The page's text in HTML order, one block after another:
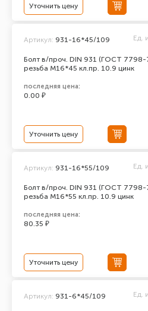
Уточнить цену
Болт в/проч. DIN 931 (ГОСТ
резьба М16*45 кл.пр. 10.9 цинк
Артикул: 931-16*45/109 Ед.
последняя цена:
0.00 ₽
Уточнить цену
Болт в/проч. DIN 931 (ГОСТ
резьба М16*55 кл.пр. 10.9 цинк
Артикул: 931-16*55/109 Ед.
последняя цена:
80.35 ₽
Уточнить цену
Артикул: 931-6*45/109 Ед.